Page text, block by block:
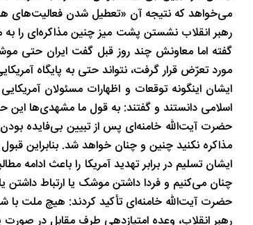
می‌خواهد که نتیجه آن «تعطیل شدن فعالیت‌های
رهبر انقلاب نشستن پشت میز چنین مذاکره‌ای را به
گفته اما معاونش چند روز قبل گفت ایران حتی
مورد تعرّض قرار گرفت، نتواند حتی به پایگاه
ایشان اینگونه توقعات و اظهارات مسئولان
اسلامی دانستند و گفتند: به قول ما مشهدی‌ها این
حضرت آیت‌الله خامنه‌ای پس از تبیین بی‌فایده
مذاکره نکنید چنین و چنان خواهد شد. بنابراین
ایشان تسلیم در برابر تهدید آمریکا را باعث ادامه
چنان می‌کنیم و فردا داشتن موشک یا ارتباط داشتن
حضرت آیت‌الله خامنه‌ای تأکید کردند: هیچ ملت با